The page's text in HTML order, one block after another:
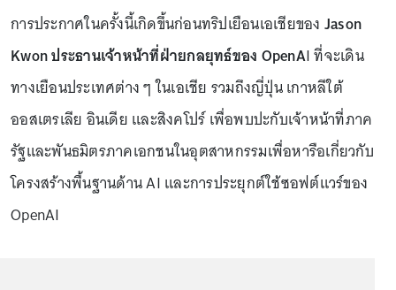
การประกาศในครั้งนี้เกิดขึ้นก่อนทริปเยือนเอเชียของ Jason
Kwon ประธานเจ้าหน้าที่ฝ่ายกลยุทธ์ของ OpenAI ที่จะเดิน
ทางเยือนประเทศต่าง ๆ ในเอเชีย รวมถึงญี่ปุ่น เกาหลีใต้
ออสเตรเลีย อินเดีย และสิงคโปร์ เพื่อพบปะกับเจ้าหน้าที่ภาค
รัฐและพันธมิตรภาคเอกชนในอุตสาหกรรมเพื่อหารือเกี่ยวกับ
โครงสร้างพื้นฐานด้าน AI และการประยุกต์ใช้ซอฟต์แวร์ของ
OpenAI